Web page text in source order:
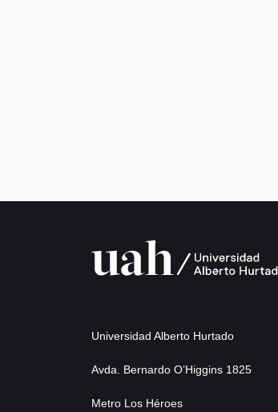
Universidad Alberto Hurtado
Avda. Bernardo O’Higgins 1825
Metro Los Héroes